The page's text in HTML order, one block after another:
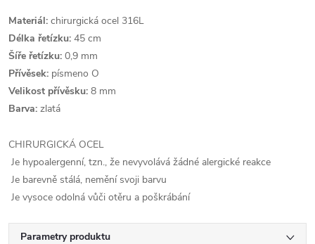
Materiál: chirurgická ocel 316L
Délka řetízku: 45 cm
Šíře řetízku: 0,9 mm
Přívěsek: písmeno O
Velikost přívěsku: 8 mm
Barva: zlatá
CHIRURGICKÁ OCEL
Je hypoalergenní, tzn., že nevyvolává žádné alergické reakce
Je barevně stálá, nemění svoji barvu
Je vysoce odolná vůči otěru a poškrábání
Parametry produktu